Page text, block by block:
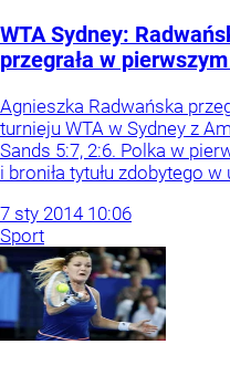
WTA Sydney:
przegrała w
Agnieszka Radwańska
turnieju WTA w Sydney z
Sands 5:7, 2:6. Polka w
i broniła tytułu zdobytego w
7 sty 2014 10:06
Sport